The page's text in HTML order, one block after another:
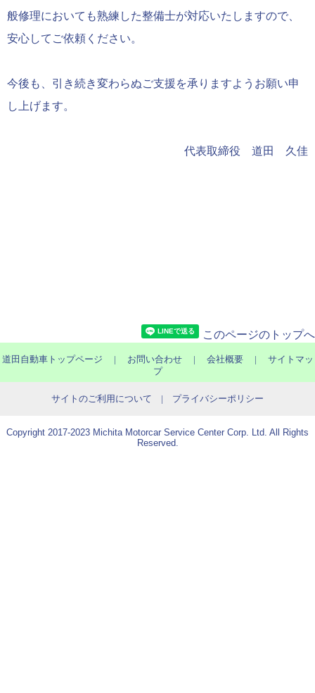
般修理においても熟練した整備士が対応いたしますので、
安心してご依頼ください。
今後も、引き続き変わらぬご支援を承りますようお願い申
し上げます。
代表取締役 道田 久佳
このページのトップへ